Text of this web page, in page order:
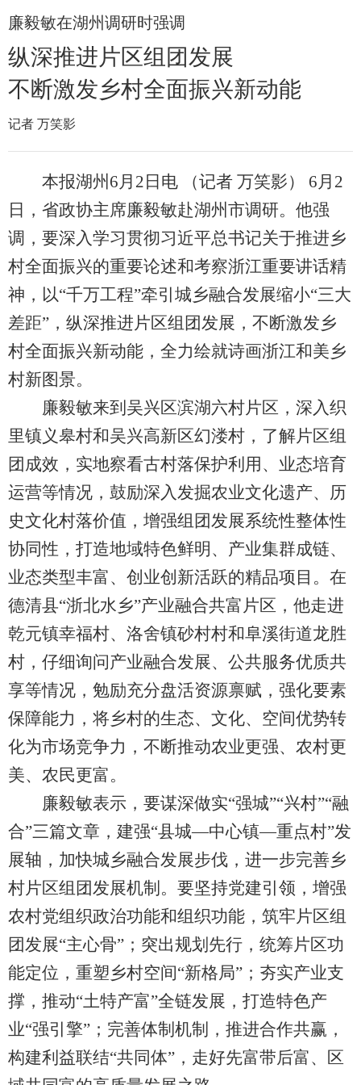
廉毅敏在湖州调研时强调
纵深推进片区组团发展
不断激发乡村全面振兴新动能
记者 万笑影
本报湖州6月2日电 （记者 万笑影） 6月2
日，省政协主席廉毅敏赴湖州市调研。他强
调，要深入学习贯彻习近平总书记关于推进乡
村全面振兴的重要论述和考察浙江重要讲话精
神，以“千万工程”牵引城乡融合发展缩小“三大
差距”，纵深推进片区组团发展，不断激发乡
村全面振兴新动能，全力绘就诗画浙江和美乡
村新图景。
廉毅敏来到吴兴区滨湖六村片区，深入织
里镇义皋村和吴兴高新区幻溇村，了解片区组
团成效，实地察看古村落保护利用、业态培育
运营等情况，鼓励深入发掘农业文化遗产、历
史文化村落价值，增强组团发展系统性整体性
协同性，打造地域特色鲜明、产业集群成链、
业态类型丰富、创业创新活跃的精品项目。在
德清县“浙北水乡”产业融合共富片区，他走进
乾元镇幸福村、洛舍镇砂村村和阜溪街道龙胜
村，仔细询问产业融合发展、公共服务优质共
享等情况，勉励充分盘活资源禀赋，强化要素
保障能力，将乡村的生态、文化、空间优势转
化为市场竞争力，不断推动农业更强、农村更
美、农民更富。
廉毅敏表示，要谋深做实“强城”“兴村”“融
合”三篇文章，建强“县城—中心镇—重点村”发
展轴，加快城乡融合发展步伐，进一步完善乡
村片区组团发展机制。要坚持党建引领，增强
农村党组织政治功能和组织功能，筑牢片区组
团发展“主心骨”；突出规划先行，统筹片区功
能定位，重塑乡村空间“新格局”；夯实产业支
撑，推动“土特产富”全链发展，打造特色产
业“强引擎”；完善体制机制，推进合作共赢，
构建利益联结“共同体”，走好先富带后富、区